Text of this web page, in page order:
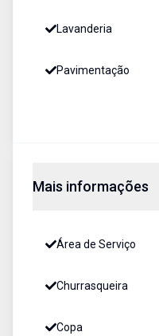
Lavanderia
Pavimentação
Mais informações
Área de Serviço
Churrasqueira
Copa